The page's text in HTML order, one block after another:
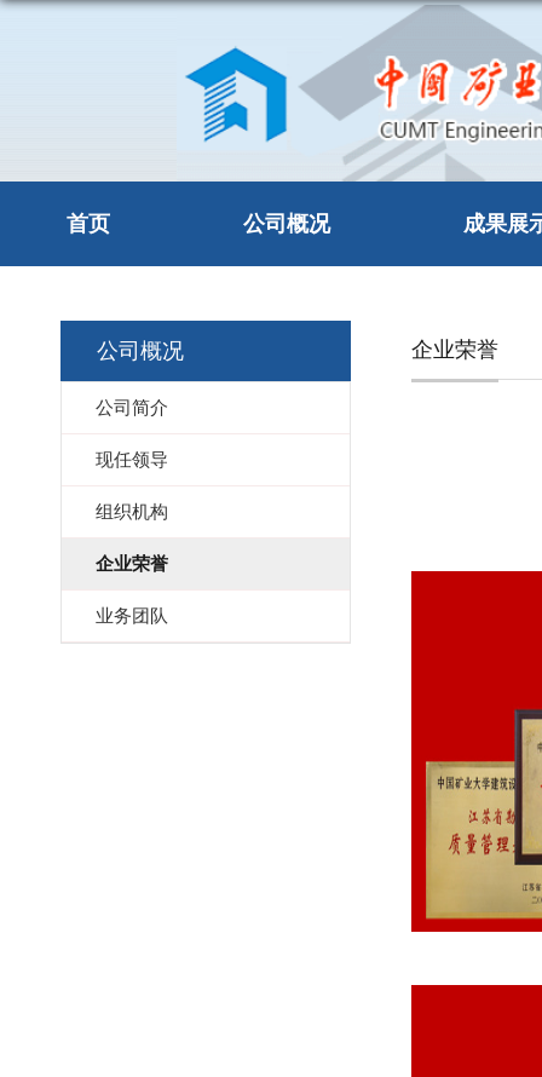
首页 公司概况 成果展
公司概况
公司简介
现任领导
组织机构
企业荣誉
业务团队
企业荣誉